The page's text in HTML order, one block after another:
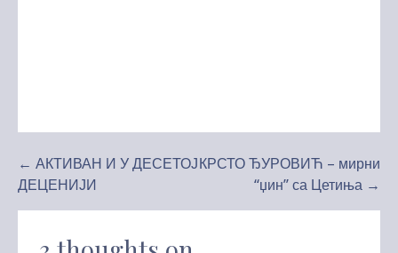
Kretanje
članka
← АКТИВАН И У ДЕСЕТОЈ
ДЕЦЕНИЈИ
КРСТО ЂУРОВИЋ – мирни
“џин” са Цетиња →